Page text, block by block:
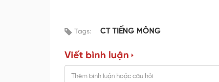
Tags: CT TIẾNG MÔNG
Viết bình luận